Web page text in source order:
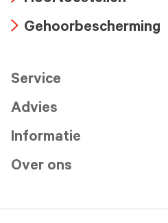
iconGehoorbescherming
Service
Advies
Informatie
Over ons